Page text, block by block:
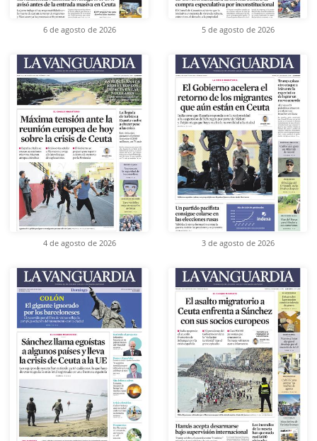
6 de agosto de 2026 5 de agosto de 2026
4 de agosto de 2026 3 de agosto de 2026